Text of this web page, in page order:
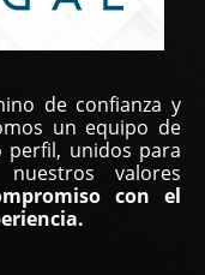
de confianza y
un equipo de
perfil, unidos para
valores
con el